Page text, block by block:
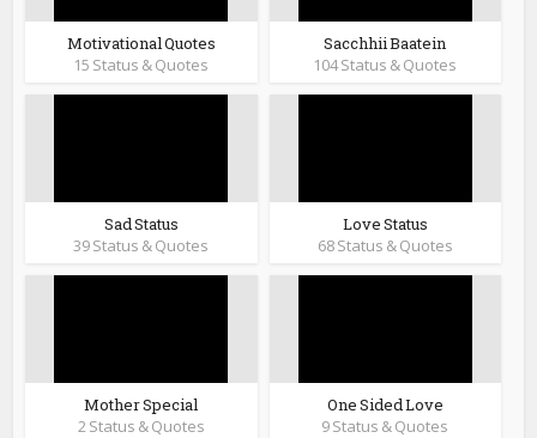
Motivational Quotes
15 Status & Quotes
Sacchhii Baatein
104 Status & Quotes
Sad Status
39 Status & Quotes
Love Status
68 Status & Quotes
Mother Special
2 Status & Quotes
One Sided Love
9 Status & Quotes